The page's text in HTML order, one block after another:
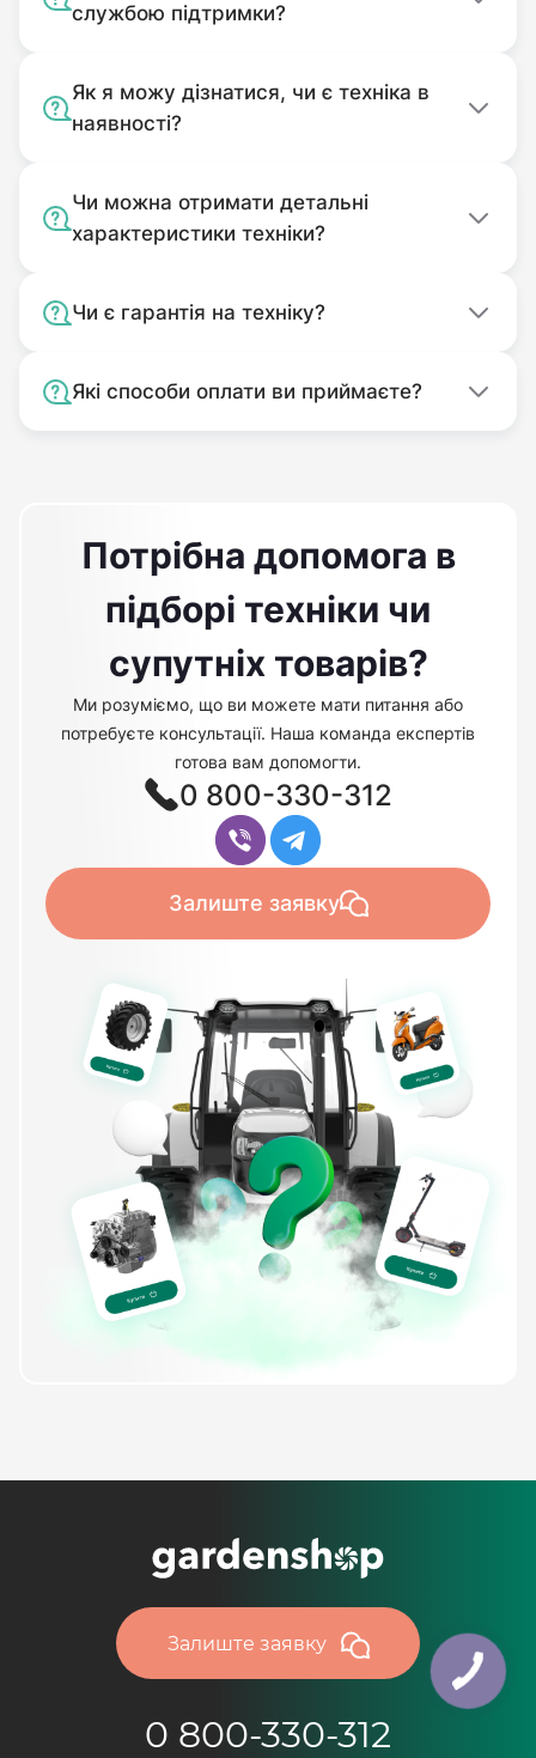
службою підтримки?
Як я можу дізнатися, чи є техніка в
наявності?
Чи можна отримати детальні
характеристики техніки?
Чи є гарантія на техніку?
Які способи оплати ви приймаєте?
Потрібна допомога в
підборі техніки чи
супутніх товарів?
Ми розуміємо, що ви можете мати питання або
потребуєте консультації. Наша команда експертів
готова вам допомогти.
0 800-330-312
Залиште заявку
Залиште заявку
0 800-330-312